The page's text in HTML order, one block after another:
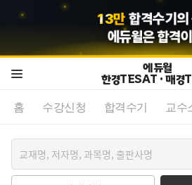
13만 합격수기
에듀윌은 합격
에듀윌
한경TESAT · 매경
홈 수강신청 합격수기 교수